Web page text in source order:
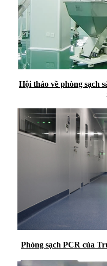
Hội thảo về phòng sạch
Phòng sạch PCR của